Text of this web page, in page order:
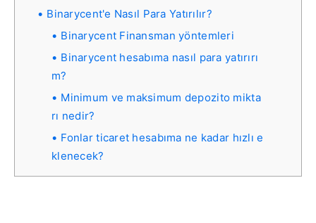
Binarycent'e Nasıl Para Yatırılır?
Binarycent Finansman yöntemleri
Binarycent hesabıma nasıl para yatırırı
m?
Minimum ve maksimum depozito mikta
rı nedir?
Fonlar ticaret hesabıma ne kadar hızlı e
klenecek?